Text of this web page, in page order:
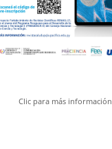
Clic para más información